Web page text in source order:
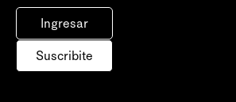
Ingresar
Suscribite